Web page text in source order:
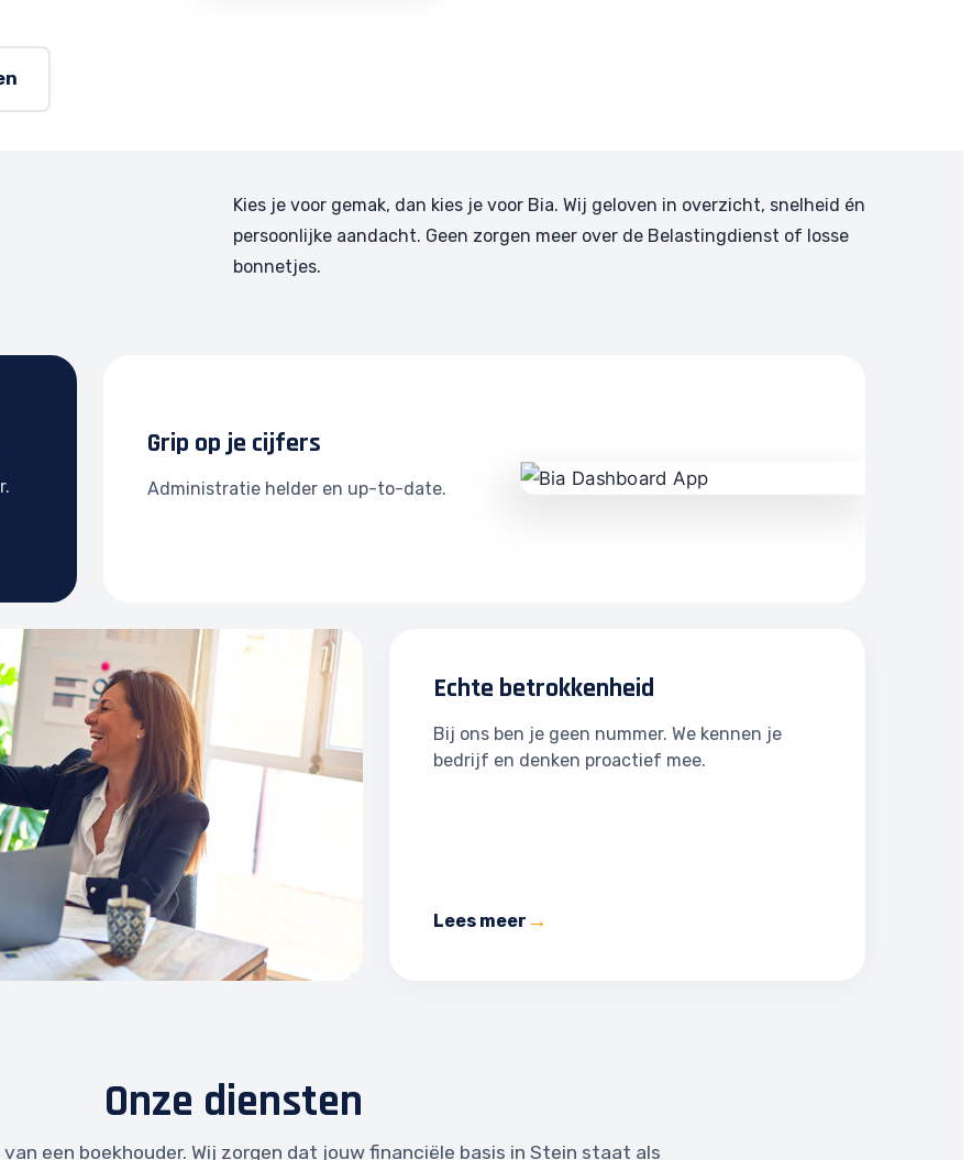
Kies je voor gemak, dan kies je voor Bia. Wij geloven in overzicht, snelheid én
persoonlijke aandacht. Geen zorgen meer over de Belastingdienst of losse
bonnetjes.
Grip op je cijfers
Administratie helder en up-to-date.
Echte betrokkenheid
Bij ons ben je geen nummer. We kennen je
bedrijf en denken proactief mee.
Lees meer
Onze diensten
een boekhouder. Wij zorgen dat jouw financiële basis in Stein staat als